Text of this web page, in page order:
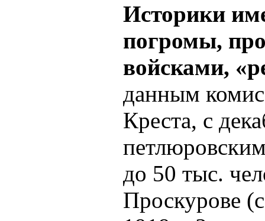
Историки
погромы,
войсками,
данным
Креста, с
до 50 тыс.
Проскурове